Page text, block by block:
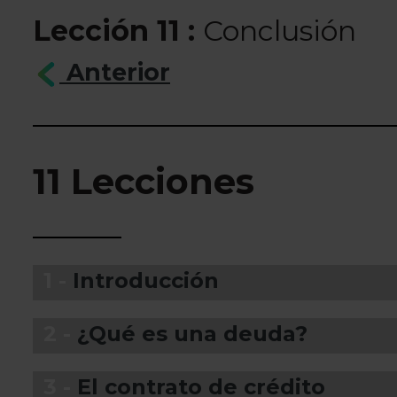
Lección 11 : Conclusión
Anterior
11 Lecciones
Introducción
¿Qué es una deuda?
El contrato de crédito